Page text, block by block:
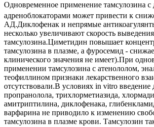
Одновременное применение тамсулозина с
адреноблокаторами может привести к
АД.Диклофенак и непрямые
несколько увеличивают скорость выведения
тамсулозина.Циметидин повышает
тамсулозина в плазме, а фуросемид -
клинического значения не имеет).При
применении тамсулозина с атенололом,
теофиллином признаки лекарственного
отсутствовали.В условиях in vitro введение
пропранолола, трихлорметиазида,
амитриптилина, диклофенака,
варфарина не приводило к изменению
тамсулозина в плазме крови. Тамсулозин